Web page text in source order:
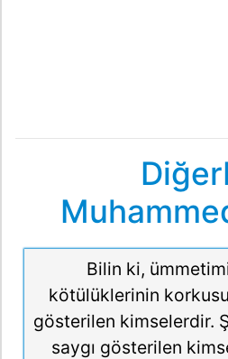
Bilin ki,
kötülüklerinin
gösterilen kimselerdir.
saygı gösterilen